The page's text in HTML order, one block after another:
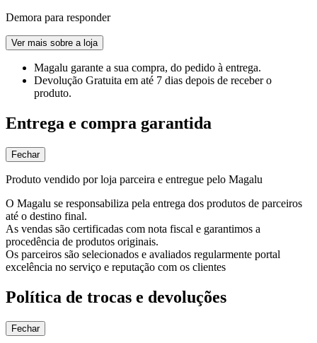
Demora para responder
Ver mais sobre a loja
Magalu garante a sua compra, do pedido à entrega.
Devolução Gratuita em até 7 dias depois de receber o
produto.
Entrega e compra garantida
Fechar
Produto vendido por loja parceira e entregue pelo Magalu
O Magalu se responsabiliza pela entrega dos produtos de parceiros
até o destino final.
As vendas são certificadas com nota fiscal e garantimos a
procedência de produtos originais.
Os parceiros são selecionados e avaliados regularmente portal
excelência no serviço e reputação com os clientes
Política de trocas e devoluções
Fechar